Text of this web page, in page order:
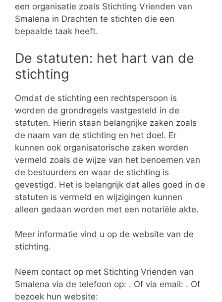
een organisatie zoals Stichting Vrienden van
Smalena in Drachten te stichten die een
bepaalde taak heeft.
De statuten: het hart van de
stichting
Omdat de stichting een rechtspersoon is
worden de grondregels vastgesteld in de
statuten. Hierin staan belangrijke zaken zoals
de naam van de stichting en het doel. Er
kunnen ook organisatorische zaken worden
vermeld zoals de wijze van het benoemen van
de bestuurders en waar de stichting is
gevestigd. Het is belangrijk dat alles goed in de
statuten is vermeld en wijzigingen kunnen
alleen gedaan worden met een notariële akte.
Meer informatie vind u op de website van de
stichting.
Neem contact op met Stichting Vrienden van
Smalena via de telefoon op: . Of via email: . Of
bezoek hun website: